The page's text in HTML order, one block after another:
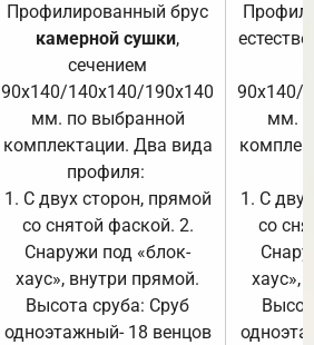
Профилированный брус
камерной сушки,
сечением
90х140/140х140/190х140
мм. по выбранной
комплектации. Два вида
профиля:
1. С двух сторон, прямой
со снятой фаской. 2.
Снаружи под «блок-
хаус», внутри прямой.
Высота сруба: Сруб
одноэтажный- 18 венцов
90х140/
мм.
1. С
со
хаус»,